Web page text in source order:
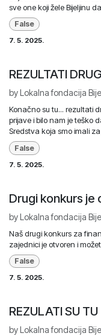
sve one koji žele Bijeljinu
False
7. 5. 2025.
REZULTATI
byLokalna fondacija
Konačno su tu... rezultati
prijave i bilo nam je teško
Sredstva koja smo imali
False
7. 5. 2025.
Drugi konkurs je
byLokalna fondacija
Naš drugi konkurs za
zajednici je otvoren i
False
7. 5. 2025.
REZULATI SU TU
byLokalna fondacija